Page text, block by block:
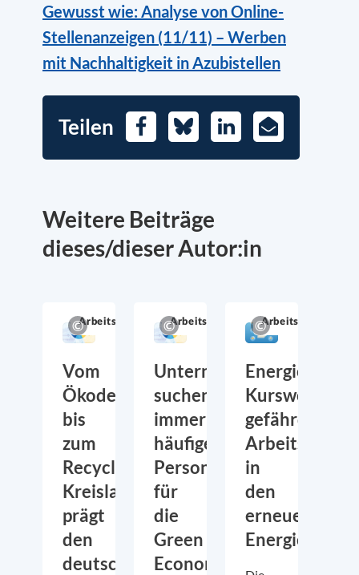
Gewusst wie: Analyse von Online-
Stellenanzeigen (11/11) – Werben
mit Nachhaltigkeit in Azubistellen
Teilen FacebookBlueskyLinkedIn
E-
Mail
Weitere Beiträge
dieses/dieser Autor:in
Arbeitsmarkt
Vom
Ökodesign
bis
zum
Recycling:
Kreislaufwirtschaft
prägt
den
deutschen
Arbeitsmarkt
Unternehmen
suchen
immer
häufiger
Personal
für
die
Green
Economy
Arbeitsmarkt
Kurswechsel
gefährdet
Arbeitsplätze
in
den
erneuerbaren
Energien